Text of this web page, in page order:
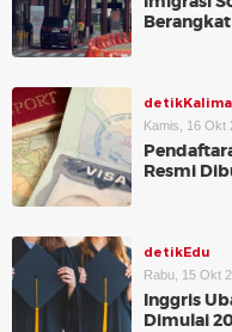
Kamis, 16 Okt
Resmi
detikEdu
Rabu, 15 Okt
Inggris
Dimulai